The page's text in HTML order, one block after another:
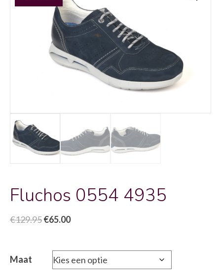
Fluchos 0554 4935
€129.95Oorspronkelijke
€129.95.
€65.00Huidige
€65.00.
Maat